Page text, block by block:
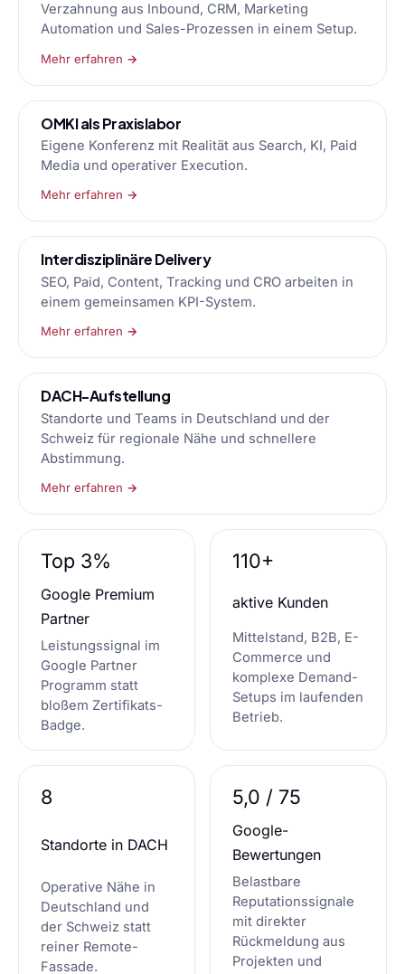
Verzahnung aus Inbound, CRM, Marketing
Automation und Sales-Prozessen in einem Setup.
Mehr erfahren →
OMKI als Praxislabor
Eigene Konferenz mit Realität aus Search, KI, Paid
Media und operativer Execution.
Mehr erfahren →
Interdisziplinäre Delivery
SEO, Paid, Content, Tracking und CRO arbeiten in
einem gemeinsamen KPI-System.
Mehr erfahren →
DACH-Aufstellung
Standorte und Teams in Deutschland und der
Schweiz für regionale Nähe und schnellere
Abstimmung.
Mehr erfahren →
Top 3%
Google Premium
Partner
Leistungssignal im
Google Partner
Programm statt
bloßem Zertifikats-
Badge.
110+
aktive Kunden
Mittelstand, B2B, E-
Commerce und
komplexe Demand-
Setups im laufenden
Betrieb.
8
Standorte in DACH
Operative Nähe in
Deutschland und
der Schweiz statt
reiner Remote-
Fassade.
5,0 / 75
Google-
Bewertungen
Belastbare
Reputationssignale
mit direkter
Rückmeldung aus
Projekten und